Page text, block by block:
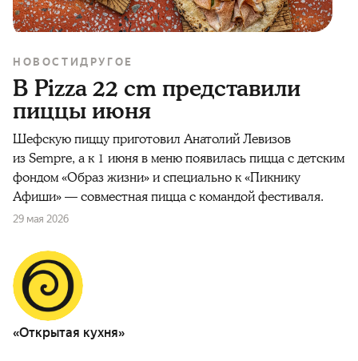
НОВОСТИДРУГОЕ
В Pizza 22 cm представили
пиццы июня
Шефскую пиццу приготовил Анатолий Левизов
из Sempre, а к 1 июня в меню появилась пицца с детским
фондом «Образ жизни» и специально к «Пикнику
Афиши» — совместная пицца с командой фестиваля.
29 мая 2026
«Открытая кухня»